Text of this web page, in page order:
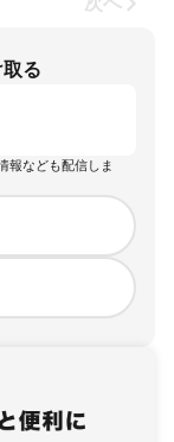
る
報なども配信しま